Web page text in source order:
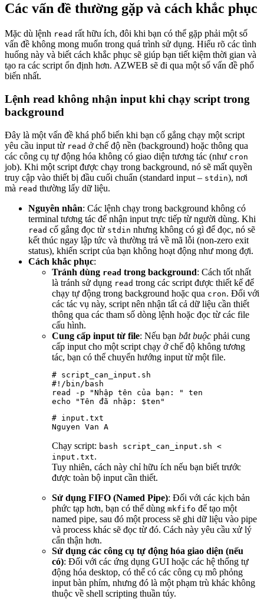
Các vấn đề thường gặp và cách khắc phục
Mặc dù lệnh read rất hữu ích, đôi khi bạn có thể gặp phải một số
vấn đề không mong muốn trong quá trình sử dụng. Hiểu rõ các tình
huống này và biết cách khắc phục sẽ giúp bạn tiết kiệm thời gian và
tạo ra các script ổn định hơn. AZWEB sẽ đi qua một số vấn đề phổ
biến nhất.
Lệnh read không nhận input khi chạy script trong
background
Đây là một vấn đề khá phổ biến khi bạn cố gắng chạy một script
yêu cầu input từ read ở chế độ nền (background) hoặc thông qua
các công cụ tự động hóa không có giao diện tương tác (như cron
job). Khi một script được chạy trong background, nó sẽ mất quyền
truy cập vào thiết bị đầu cuối chuẩn (standard input – stdin), nơi
mà read thường lấy dữ liệu.
Nguyên nhân: Các lệnh chạy trong background không có
terminal tương tác để nhận input trực tiếp từ người dùng. Khi
read cố gắng đọc từ stdin nhưng không có gì để đọc, nó sẽ
kết thúc ngay lập tức và thường trả về mã lỗi (non-zero exit
status), khiến script của bạn không hoạt động như mong đợi.
Cách khắc phục:
Tránh dùng read trong background: Cách tốt nhất
là tránh sử dụng read trong các script được thiết kế để
chạy tự động trong background hoặc qua cron. Đối với
các tác vụ này, script nên nhận tất cả dữ liệu cần thiết
thông qua các tham số dòng lệnh hoặc đọc từ các file
cấu hình.
Cung cấp input từ file: Nếu bạn bắt buộc phải cung
cấp input cho một script chạy ở chế độ không tương
tác, bạn có thể chuyển hướng input từ một file.
# script_can_input.sh
#!/bin/bash
read -p "Nhập tên của bạn: " ten
# input.txt
Chạy script: bash script_can_input.sh <
input.txt.
Tuy nhiên, cách này chỉ hữu ích nếu bạn biết trước
được toàn bộ input cần thiết.
Sử dụng FIFO (Named Pipe): Đối với các kịch bản
phức tạp hơn, bạn có thể dùng mkfifo để tạo một
named pipe, sau đó một process sẽ ghi dữ liệu vào pipe
và process khác sẽ đọc từ đó. Cách này yêu cầu xử lý
cẩn thận hơn.
Sử dụng các công cụ tự động hóa giao diện (nếu
có): Đối với các ứng dụng GUI hoặc các hệ thống tự
động hóa desktop, có thể có các công cụ mô phỏng
input bàn phím, nhưng đó là một phạm trù khác không
thuộc về shell scripting thuần túy.